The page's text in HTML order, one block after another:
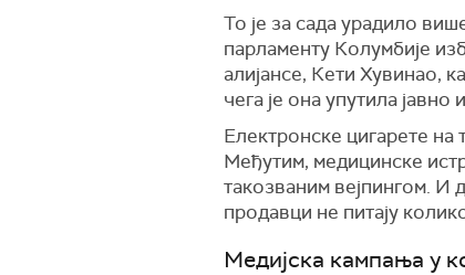
То је за сада урадило
парламенту Колумбије
алијансе, Кети Хувинао,
чега је она упутила
Електронске цигарете на
Међутим, медицинске
такозваним вејпингом. И
продавци не питају
Медијска кампања у